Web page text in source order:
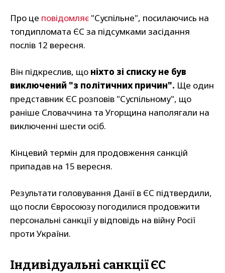
Про це повідомляє "Суспільне", посилаючись на
топдипломата ЄС за підсумками засідання
послів 12 вересня.
Він підкреслив, що ніхто зі списку не був
виключений "з політичних причин". Ще один
представник ЄС розповів "Суспільному", що
раніше Словаччина та Угорщина наполягали на
виключенні шести осіб.
Кінцевий термін для продовження санкцій
припадав на 15 вересня.
Результати головування Данії в ЄС підтвердили,
що посли Євросоюзу погодилися продовжити
персональні санкції у відповідь на війну Росії
проти України.
Індивідуальні санкції ЄС